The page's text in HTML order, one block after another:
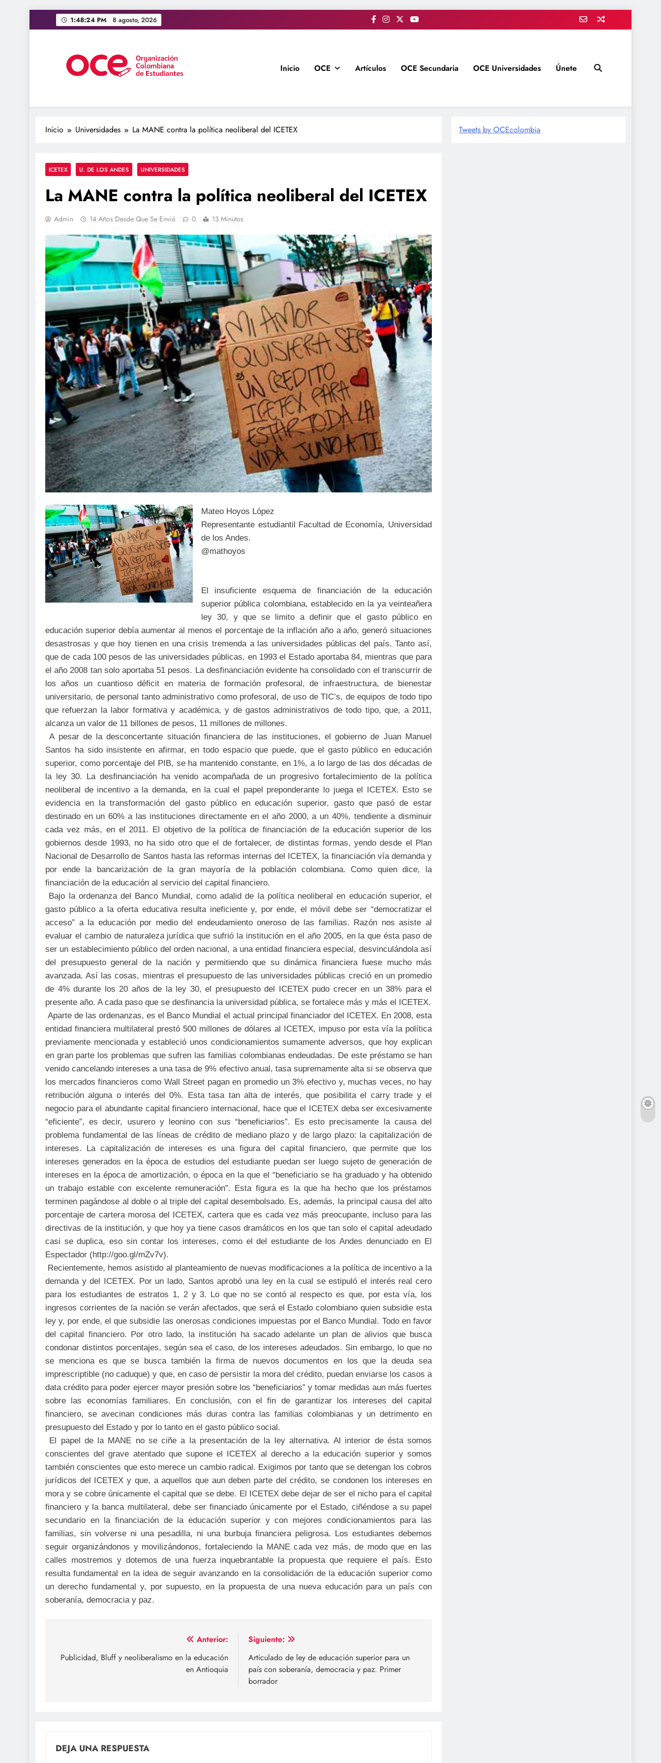
al
1:48:25 PM 8 agosto, 2026
OCE Colombia
Inicio OCE Artículos OCE Secundaria OCE Universidades Únete
Inicio Universidades La MANE contra la política neoliberal del ICETEX
ICETEX U. DE LOS ANDES UNIVERSIDADES
La MANE contra la política neoliberal del ICETEX
Admin 14 Años Desde Que Se Envió 0 13 Minutos
Mateo Hoyos López
Representante estudiantil Facultad de Economía, Universidad
de los Andes.
@mathoyos
El insuficiente esquema de financiación de la educación
superior pública colombiana, establecido en la ya veinteañera
ley 30, y que se limito a definir que el gasto público en
educación superior debía aumentar al menos el porcentaje de la inflación año a año, generó situaciones
desastrosas y que hoy tienen en una crisis tremenda a las universidades públicas del país. Tanto así,
que de cada 100 pesos de las universidades públicas, en 1993 el Estado aportaba 84, mientras que para
el año 2008 tan solo aportaba 51 pesos. La desfinanciación evidente ha consolidado con el transcurrir de
los años un cuantioso déficit en materia de formación profesoral, de infraestructura, de bienestar
universitario, de personal tanto administrativo como profesoral, de uso de TIC’s, de equipos de todo tipo
que refuerzan la labor formativa y académica, y de gastos administrativos de todo tipo, que, a 2011,
alcanza un valor de 11 billones de pesos, 11 millones de millones.
A pesar de la desconcertante situación financiera de las instituciones, el gobierno de Juan Manuel
Santos ha sido insistente en afirmar, en todo espacio que puede, que el gasto público en educación
superior, como porcentaje del PIB, se ha mantenido constante, en 1%, a lo largo de las dos décadas de
la ley 30. La desfinanciación ha venido acompañada de un progresivo fortalecimiento de la política
neoliberal de incentivo a la demanda, en la cual el papel preponderante lo juega el ICETEX. Esto se
evidencia en la transformación del gasto público en educación superior, gasto que pasó de estar
destinado en un 60% a las instituciones directamente en el año 2000, a un 40%, tendiente a disminuir
cada vez más, en el 2011. El objetivo de la política de financiación de la educación superior de los
gobiernos desde 1993, no ha sido otro que el de fortalecer, de distintas formas, yendo desde el Plan
Nacional de Desarrollo de Santos hasta las reformas internas del ICETEX, la financiación vía demanda y
por ende la bancarización de la gran mayoría de la población colombiana. Como quien dice, la
financiación de la educación al servicio del capital financiero.
Bajo la ordenanza del Banco Mundial, como adalid de la política neoliberal en educación superior, el
gasto público a la oferta educativa resulta ineficiente y, por ende, el móvil debe ser “democratizar el
acceso” a la educación por medio del endeudamiento oneroso de las familias. Razón nos asiste al
evaluar el cambio de naturaleza jurídica que sufrió la institución en el año 2005, en la que ésta paso de
ser un establecimiento público del orden nacional, a una entidad financiera especial, desvinculándola así
del presupuesto general de la nación y permitiendo que su dinámica financiera fuese mucho más
avanzada. Así las cosas, mientras el presupuesto de las universidades públicas creció en un promedio
de 4% durante los 20 años de la ley 30, el presupuesto del ICETEX pudo crecer en un 38% para el
presente año. A cada paso que se desfinancia la universidad pública, se fortalece más y más el ICETEX.
Aparte de las ordenanzas, es el Banco Mundial el actual principal financiador del ICETEX. En 2008, esta
entidad financiera multilateral prestó 500 millones de dólares al ICETEX, impuso por esta vía la política
previamente mencionada y estableció unos condicionamientos sumamente adversos, que hoy explican
en gran parte los problemas que sufren las familias colombianas endeudadas. De este préstamo se han
venido cancelando intereses a una tasa de 9% efectivo anual, tasa supremamente alta si se observa que
los mercados financieros como Wall Street pagan en promedio un 3% efectivo y, muchas veces, no hay
retribución alguna o interés del 0%. Esta tasa tan alta de interés, que posibilita el carry trade y el
negocio para el abundante capital financiero internacional, hace que el ICETEX deba ser excesivamente
“eficiente”, es decir, usurero y leonino con sus “beneficiarios”. Es esto precisamente la causa del
problema fundamental de las líneas de crédito de mediano plazo y de largo plazo: la capitalización de
intereses. La capitalización de intereses es una figura del capital financiero, que permite que los
intereses generados en la época de estudios del estudiante puedan ser luego sujeto de generación de
intereses en la época de amortización, o época en la que el “beneficiario se ha graduado y ha obtenido
un trabajo estable con excelente remuneración”. Esta figura es la que ha hecho que los préstamos
terminen pagándose al doble o al triple del capital desembolsado. Es, además, la principal causa del alto
porcentaje de cartera morosa del ICETEX, cartera que es cada vez más preocupante, incluso para las
directivas de la institución, y que hoy ya tiene casos dramáticos en los que tan solo el capital adeudado
casi se duplica, eso sin contar los intereses, como el del estudiante de los Andes denunciado en El
Espectador (http://goo.gl/mZv7v).
Recientemente, hemos asistido al planteamiento de nuevas modificaciones a la política de incentivo a la
demanda y del ICETEX. Por un lado, Santos aprobó una ley en la cual se estipuló el interés real cero
para los estudiantes de estratos 1, 2 y 3. Lo que no se contó al respecto es que, por esta vía, los
ingresos corrientes de la nación se verán afectados, que será el Estado colombiano quien subsidie esta
ley y, por ende, el que subsidie las onerosas condiciones impuestas por el Banco Mundial. Todo en favor
del capital financiero. Por otro lado, la institución ha sacado adelante un plan de alivios que busca
condonar distintos porcentajes, según sea el caso, de los intereses adeudados. Sin embargo, lo que no
se menciona es que se busca también la firma de nuevos documentos en los que la deuda sea
imprescriptible (no caduque) y que, en caso de persistir la mora del crédito, puedan enviarse los casos a
data crédito para poder ejercer mayor presión sobre los “beneficiarios” y tomar medidas aun más fuertes
sobre las economías familiares. En conclusión, con el fin de garantizar los intereses del capital
financiero, se avecinan condiciones más duras contra las familias colombianas y un detrimento en
presupuesto del Estado y por lo tanto en el gasto público social.
El papel de la MANE no se ciñe a la presentación de la ley alternativa. Al interior de ésta somos
conscientes del grave atentado que supone el ICETEX al derecho a la educación superior y somos
también conscientes que esto merece un cambio radical. Exigimos por tanto que se detengan los cobros
jurídicos del ICETEX y que, a aquellos que aun deben parte del crédito, se condonen los intereses en
mora y se cobre únicamente el capital que se debe. El ICETEX debe dejar de ser el nicho para el capital
financiero y la banca multilateral, debe ser financiado únicamente por el Estado, ciñéndose a su papel
secundario en la financiación de la educación superior y con mejores condicionamientos para las
familias, sin volverse ni una pesadilla, ni una burbuja financiera peligrosa. Los estudiantes debemos
seguir organizándonos y movilizándonos, fortaleciendo la MANE cada vez más, de modo que en las
calles mostremos y dotemos de una fuerza inquebrantable la propuesta que requiere el país. Esto
resulta fundamental en la idea de seguir avanzando en la consolidación de la educación superior como
un derecho fundamental y, por supuesto, en la propuesta de una nueva educación para un país con
soberanía, democracia y paz.
de
Anterior:
Publicidad, Bluff y neoliberalismo en la educación
en Antioquia
Siguiente:
Articulado de ley de educación superior para un
país con soberanía, democracia y paz. Primer
borrador
DEJA UNA RESPUESTA
Tweets by OCEcolombia